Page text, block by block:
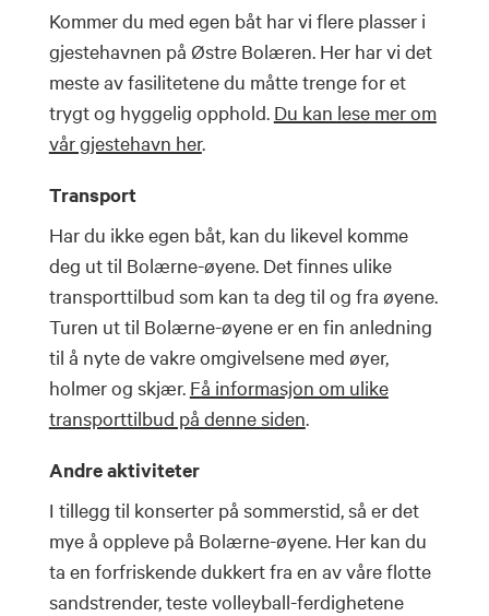
Kommer du med egen båt har vi flere plasser i
gjestehavnen på Østre Bolæren. Her har vi det
meste av fasilitetene du måtte trenge for et
trygt og hyggelig opphold. Du kan lese mer om
vår gjestehavn her.
Transport
Har du ikke egen båt, kan du likevel komme
deg ut til Bolærne-øyene. Det finnes ulike
transporttilbud som kan ta deg til og fra øyene.
Turen ut til Bolærne-øyene er en fin anledning
til å nyte de vakre omgivelsene med øyer,
holmer og skjær. Få informasjon om ulike
transporttilbud på denne siden.
Andre aktiviteter
I tillegg til konserter på sommerstid, så er det
mye å oppleve på Bolærne-øyene. Her kan du
ta en forfriskende dukkert fra en av våre flotte
sandstrender, teste volleyball-ferdighetene